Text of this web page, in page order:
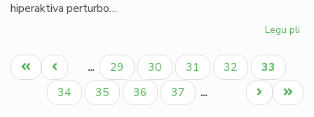
hiperaktiva perturbo…
Legu pli
Pagination
Unua
paĝo
Antaŭa
paĝo
… Paĝo
29 Paĝo
30 Paĝo
31 Paĝo
32
Aktuala
paĝo
33
Paĝo
34 Paĝo
35 Paĝo
36 Paĝo
37 …
Last
page
Next
page